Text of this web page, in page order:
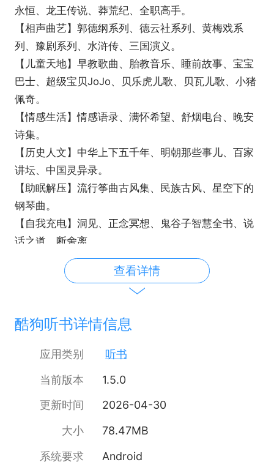
永恒、龙王传说、莽荒纪、全职高手。
【相声曲艺】郭德纲系列、德云社系列、黄梅戏系
列、豫剧系列、水浒传、三国演义。
【儿童天地】早教歌曲、胎教音乐、睡前故事、宝宝
巴士、超级宝贝JoJo、贝乐虎儿歌、贝瓦儿歌、小猪
佩奇。
【情感生活】情感语录、满怀希望、舒烟电台、晚安
诗集。
【历史人文】中华上下五千年、明朝那些事儿、百家
讲坛、中国灵异录。
【助眠解压】流行筝曲古风集、民族古风、星空下的
钢琴曲。
【自我充电】洞见、正念冥想、鬼谷子智慧全书、说
话之道、断舍离。
【娱乐搞笑】DJ歌曲推荐、吐槽大会、欢乐集结号 搞
笑段子、曹晨脱口秀。查看详情
酷狗听书详情信息
应用类别
听书
当前版本
1.5.0
更新时间
2026-04-30
大小
78.47MB
系统要求
Android